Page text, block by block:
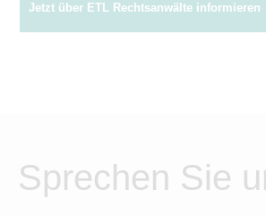
Jetzt über ETL Rechtsanwälte informieren
Sprechen Sie